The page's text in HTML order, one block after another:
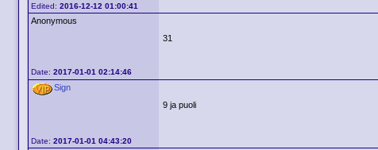
Edited:2016-12-12 01:00:41
Anonymous
Date:2017-01-01 02:14:46
31
Sign
Date:2017-01-01 04:43:20
9 ja puoli